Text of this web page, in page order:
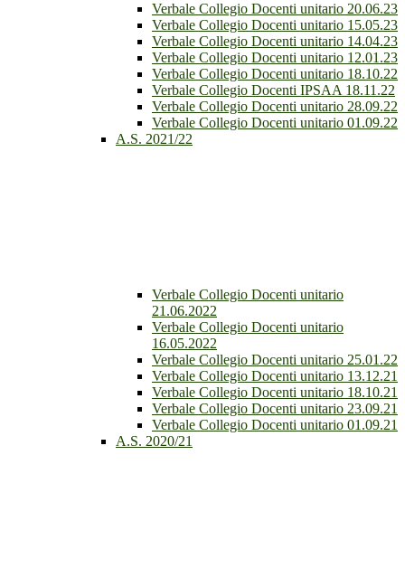
Verbale Collegio Docenti unitario 20.06.23
Verbale Collegio Docenti unitario 15.05.23
Verbale Collegio Docenti unitario 14.04.23
Verbale Collegio Docenti unitario 12.01.23
Verbale Collegio Docenti unitario 18.10.22
Verbale Collegio Docenti IPSAA 18.11.22
Verbale Collegio Docenti unitario 28.09.22
Verbale Collegio Docenti unitario 01.09.22
A.S. 2021/22
Verbale Collegio Docenti unitario
21.06.2022
Verbale Collegio Docenti unitario
16.05.2022
Verbale Collegio Docenti unitario 25.01.22
Verbale Collegio Docenti unitario 13.12.21
Verbale Collegio Docenti unitario 18.10.21
Verbale Collegio Docenti unitario 23.09.21
Verbale Collegio Docenti unitario 01.09.21
A.S. 2020/21